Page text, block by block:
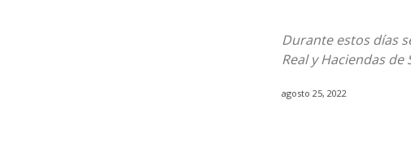
Durante estos días
Real y Haciendas de
agosto 25, 2022